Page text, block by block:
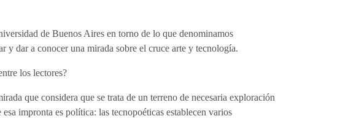
de Buenos Aires en torno de lo que denominamos
y dar a conocer una mirada sobre el cruce arte y tecnología.
los lectores?
que considera que se trata de un terreno de necesaria exploración
impronta es política: las tecnopoéticas establecen varios